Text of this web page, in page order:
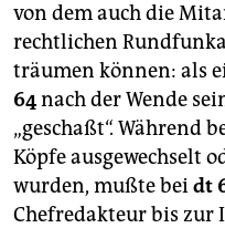
von dem auch die
rechtlichen
träumen können: als
64nach der Wende
„geschaßt“. Während
Köpfe ausgewechselt
wurden, mußte beidt
Chefredakteur bis zur